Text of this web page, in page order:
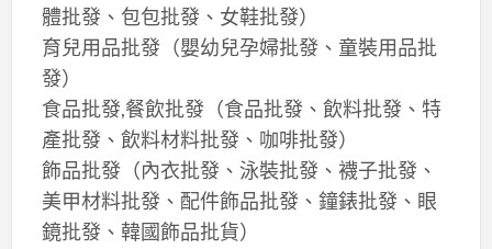
體批發、包包批發、女鞋批發）
育兒用品批發（嬰幼兒孕婦批發、童裝用品批
發）
食品批發,餐飲批發（食品批發、飲料批發、特
產批發、飲料材料批發、咖啡批發）
飾品批發（內衣批發、泳裝批發、襪子批發、
美甲材料批發、配件飾品批發、鐘錶批發、眼
鏡批發、韓國飾品批貨）